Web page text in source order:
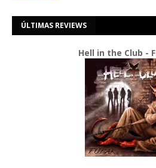
ÚLTIMAS REVIEWS
Hell in the Club -